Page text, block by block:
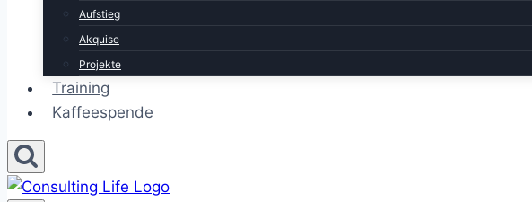
Aufstieg
Akquise
Projekte
Training
Kaffeespende